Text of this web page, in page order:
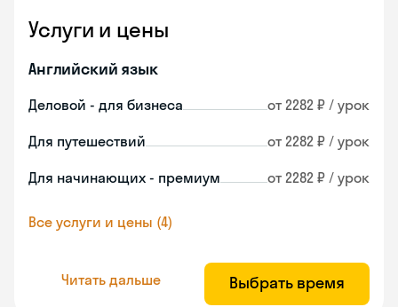
Услуги и цены
Английский язык
Деловой - для бизнеса от 2282 ₽ / урок
Для путешествий от 2282 ₽ / урок
Для начинающих - премиум от 2282 ₽ / урок
Все услуги и цены (4)
Читать дальше Выбрать время